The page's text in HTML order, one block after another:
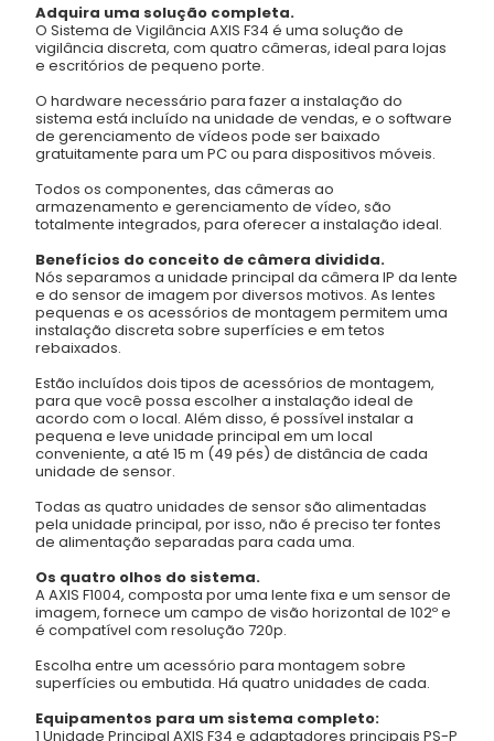
Adquira uma solução completa.
O Sistema de Vigilância AXIS F34 é uma solução de
vigilância discreta, com quatro câmeras, ideal para lojas
e escritórios de pequeno porte.
O hardware necessário para fazer a instalação do
sistema está incluído na unidade de vendas, e o software
de gerenciamento de vídeos pode ser baixado
gratuitamente para um PC ou para dispositivos móveis.
Todos os componentes, das câmeras ao
armazenamento e gerenciamento de vídeo, são
totalmente integrados, para oferecer a instalação ideal.
Benefícios do conceito de câmera dividida.
Nós separamos a unidade principal da câmera IP da lente
e do sensor de imagem por diversos motivos. As lentes
pequenas e os acessórios de montagem permitem uma
instalação discreta sobre superfícies e em tetos
rebaixados.
Estão incluídos dois tipos de acessórios de montagem,
para que você possa escolher a instalação ideal de
acordo com o local. Além disso, é possível instalar a
pequena e leve unidade principal em um local
conveniente, a até 15 m (49 pés) de distância de cada
unidade de sensor.
Todas as quatro unidades de sensor são alimentadas
pela unidade principal, por isso, não é preciso ter fontes
de alimentação separadas para cada uma.
Os quatro olhos do sistema.
A AXIS F1004, composta por uma lente fixa e um sensor de
imagem, fornece um campo de visão horizontal de 102º e
é compatível com resolução 720p.
Escolha entre um acessório para montagem sobre
superfícies ou embutida. Há quatro unidades de cada.
Equipamentos para um sistema completo:
1 Unidade Principal AXIS F34 e adaptadores principais PS-P